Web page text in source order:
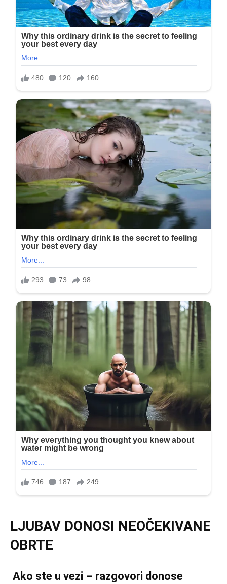
LJUBAV DONOSI NEOČEKIVANE
OBRTE
Ako ste u vezi – razgovori donose